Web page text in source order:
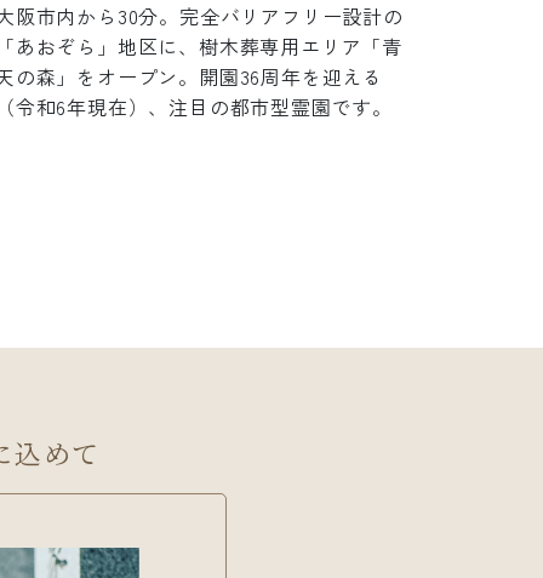
阪市内から30分。完全バリアフリー設計の
「あおぞら」地区に、樹木葬専用エリア「青
の森」をオープン。開園36周年を迎える
（令和6年現在）、注目の都市型霊園です。
込めて